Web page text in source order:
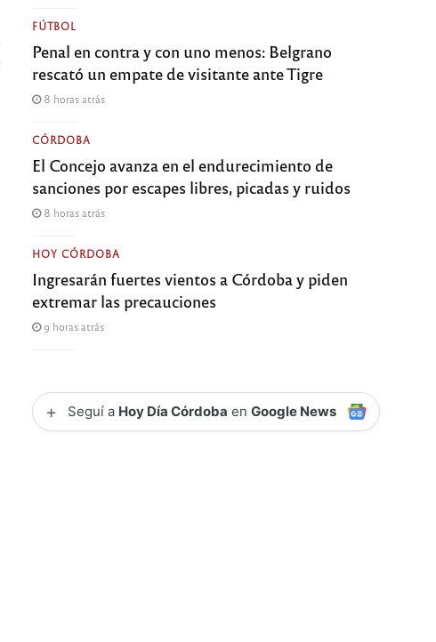
FÚTBOL
Penal en contra y con uno menos: Belgrano
rescató un empate de visitante ante Tigre
8 horas atrás
CÓRDOBA
El Concejo avanza en el endurecimiento de
sanciones por escapes libres, picadas y ruidos
8 horas atrás
HOY CÓRDOBA
Ingresarán fuertes vientos a Córdoba y piden
extremar las precauciones
9 horas atrás
+ Seguí a Hoy Día Córdoba enGoogle News